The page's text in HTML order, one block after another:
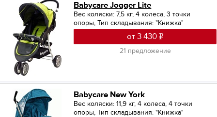
Babycare Jogger Lite
Вес коляски: 7,5 кг,4 колеса, 3 точки
опоры,Тип складывания: "Книжка"
от 3 430
21 предложение
Babycare New York
Вес коляски: 11,9 кг,4 колеса, 4 точки
опоры,Тип складывания: "Книжка"